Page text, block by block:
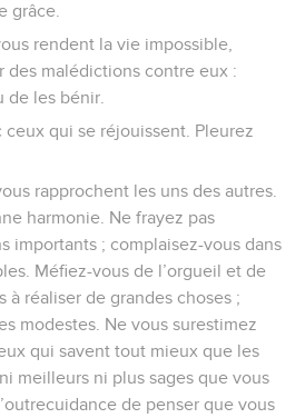
grâce.
rendent la vie impossible,
des malédictions contre eux :
de les bénir.
ceux qui se réjouissent. Pleurez
rapprochent les uns des autres.
harmonie. Ne frayez pas
importants ; complaisez-vous dans
Méfiez-vous de l’orgueil et de
à réaliser de grandes choses ;
modestes. Ne vous surestimez
qui savent tout mieux que les
meilleurs ni plus sages que vous
de penser que vous